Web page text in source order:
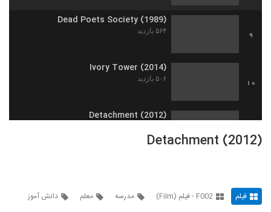
9
Dead Poets Society (1989)
۵۶۴ بازدید
10
Ivory Tower (2014)
۵۰۶ بازدید
Detachment (2012)
Detachment (2012)
فیلم F002 - فیلم (Film) مدرسه معلم دانش آموز